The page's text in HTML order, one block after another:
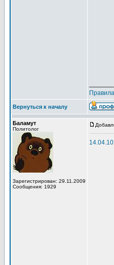
Вернуться к началу
Баламут
Политолог
Зарегистрирован: 29.11.2009
Сообщения: 1929